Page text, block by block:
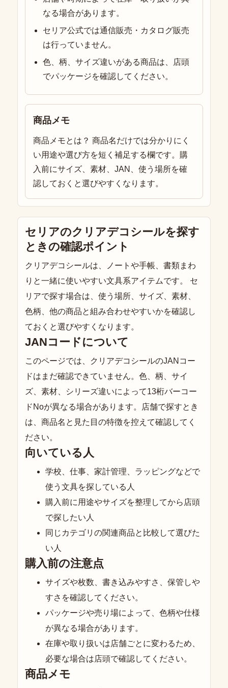
なる場合があります。
セリア公式では通信販売・カタログ販売
は行っていません。
色、柄、サイズ違いがある商品は、店頭
でパッケージを確認してください。
商品メモ
商品メモとは？ 商品名だけでは分かりにく
い用途や選び方を短く補足する欄です。購
入前にサイズ、素材、JAN、使う場所を確
認しておくと選びやすくなります。
セリアのクリアデコシールを探す
ときの確認ポイント
クリアデコシールは、ノートや手帳、書類まわ
りと一緒に使いやすい文具系アイテムです。 セ
リアで探す場合は、使う場所、サイズ、素材、
色柄、他の商品と組み合わせやすいかを確認し
ておくと選びやすくなります。
JANコードについて
このページでは、クリアデコシールのJANコー
ドはまだ確認できていません。色、柄、サイ
ズ、素材、シリーズ違いによって13桁バーコー
ドNoが異なる場合があります。店舗で探すとき
は、商品名と見た目の特徴を控えて確認してく
ださい。
向いている人
学校、仕事、家計管理、ラッピングなどで
使う文具を探している人
購入前に用途やサイズを整理してから店頭
で探したい人
同じカテゴリの関連商品と比較して選びた
い人
購入前の注意点
サイズや枚数、書き込みやすさ、保管しや
すさを確認してください。
パッケージや売り場によって、色柄や仕様
が異なる場合があります。
在庫や取り扱いは店舗ごとに変わるため、
必要な場合は店頭で確認してください。
商品メモ